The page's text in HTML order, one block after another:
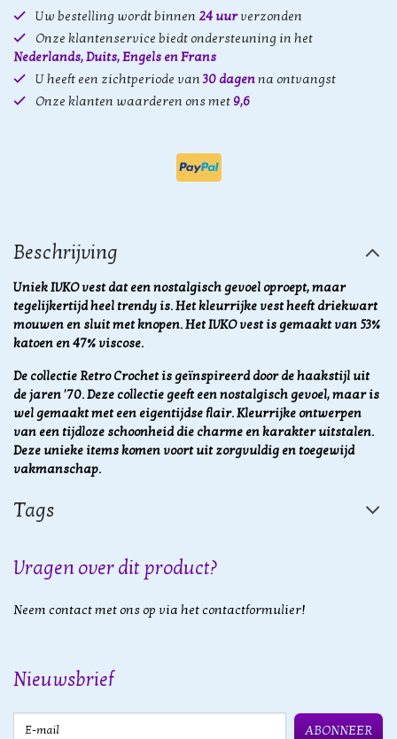
Uw bestelling wordt binnen 24 uurverzonden
Onze klantenservice biedt ondersteuning in het
Nederlands, Duits, Engels en Frans
U heeft een zichtperiode van30 dagenna ontvangst
Onze klanten waarderen ons met 9,6
Beschrijving
Uniek IVKO vest dat een nostalgisch gevoel oproept, maar
tegelijkertijd heel trendy is. Het kleurrijke vest heeft driekwart
mouwen en sluit met knopen. Het IVKO vest is gemaakt van 53%
katoen en 47% viscose.
De collectie Retro Crochet is geïnspireerd door de haakstijl uit
de jaren '70. Deze collectie geeft een nostalgisch gevoel, maar is
wel gemaakt met een eigentijdse flair. Kleurrijke ontwerpen
van een tijdloze schoonheid die charme en karakter uitstalen.
Deze unieke items komen voort uit zorgvuldig en toegewijd
vakmanschap.
Tags
Vragen over dit product?
Neem contact met ons op via het contactformulier!
Nieuwsbrief
ABONNEER